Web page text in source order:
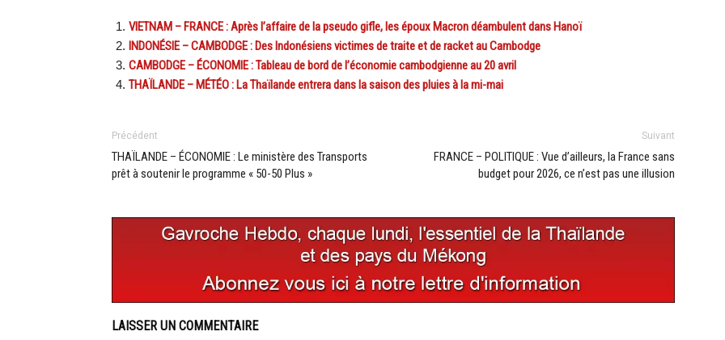
VIETNAM – FRANCE : Après l’affaire de la pseudo gifle, les époux Macron déambulent dans Hanoï
INDONÉSIE – CAMBODGE : Des Indonésiens victimes de traite et de racket au Cambodge
CAMBODGE – ÉCONOMIE : Tableau de bord de l’économie cambodgienne au 20 avril
THAÏLANDE – MÉTÉO : La Thaïlande entrera dans la saison des pluies à la mi-mai
Précédent
THAÏLANDE – ÉCONOMIE : Le ministère des Transports
prêt à soutenir le programme « 50-50 Plus »
Suivant
FRANCE – POLITIQUE : Vue d’ailleurs, la France sans
budget pour 2026, ce n’est pas une illusion
LAISSER UN COMMENTAIRE